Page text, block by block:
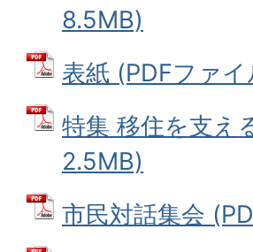
8.5MB)
表紙 (PDFファ
特集 移住を支え
2.5MB)
市民対話集会